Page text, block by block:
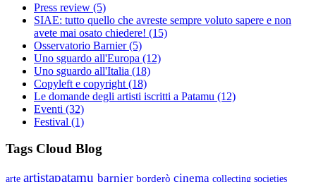
Press review (5)
SIAE: tutto quello che avreste sempre voluto sapere e non
avete mai osato chiedere! (15)
Osservatorio Barnier(5)
Uno sguardo all'Europa (12)
Uno sguardo all'Italia (18)
Copyleft e copyright (18)
Le domande degli artisti iscritti a Patamu (12)
Eventi (32)
Festival (1)
Tags Cloud Blog
arte artistapatamu barnier borderò cinema collecting societies